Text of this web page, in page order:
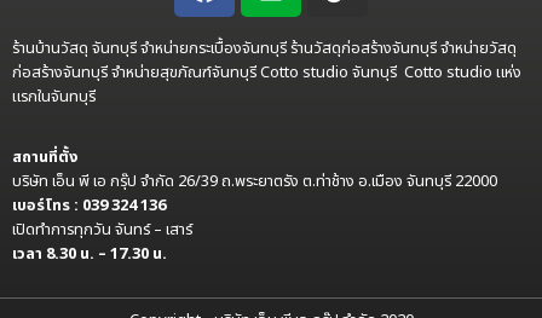
ร้านบ้านวัสดุ จันทบุรี จำหน่ายกระเบื้องจันทบุรี ร้านวัสดุก่อสร้างจันทบุรี จำหน่ายวัสดุ
ก่อสร้างจันทบุรี จำหน่ายสุขภัณฑ์จันทบุรี Cotto studio จันทบุรี Cotto studio แห่ง
แรกในจันทบุรี
สถานที่ตั้ง
บริษัท เอ็น พี เอ กรุ๊ป จำกัด 26/39 ถ.พระยาตรัง ต.ท่าช้าง อ.เมือง จันทบุรี 22000
เบอร์โทร : 039 324 136
เปิดทำการทุกวัน จันทร์ – เสาร์
เวลา 8.30 น. – 17.30 น.